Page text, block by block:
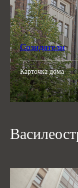
Созидатели
Карточка дома